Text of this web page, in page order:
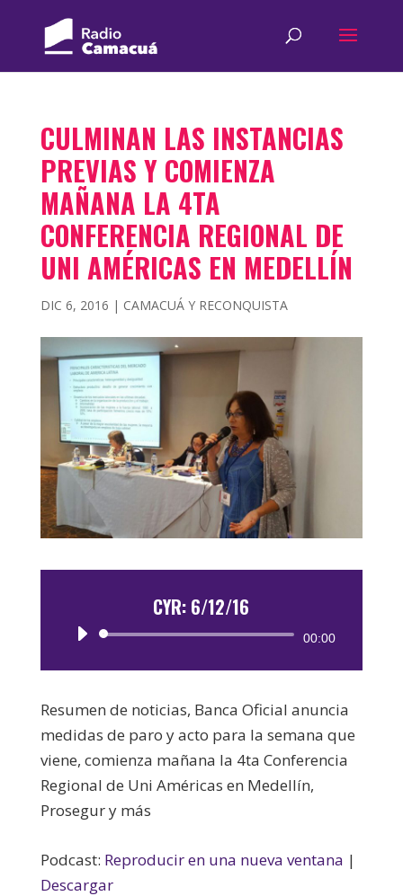
CULMINAN LAS INSTANCIAS
PREVIAS Y COMIENZA
MAÑANA LA 4TA
CONFERENCIA REGIONAL DE
UNI AMÉRICAS EN MEDELLÍN
DIC 6, 2016 | CAMACUÁ Y RECONQUISTA
CYR: 6/12/16
Reproductor
00:00
Resumen de noticias, Banca Oficial anuncia
medidas de paro y acto para la semana que
viene, comienza mañana la 4ta Conferencia
Regional de Uni Américas en Medellín,
Prosegur y más
Podcast: Reproducir en una nueva ventana |
Descargar